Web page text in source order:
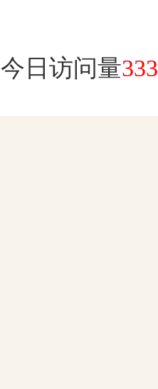
今日访问量333